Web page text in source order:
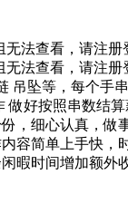
无法查看，请注册
无法查看，请注册
吊坠等，每个手
做好按照串数结
，细心认真，做
容简单上手快，
暇时间增加额外